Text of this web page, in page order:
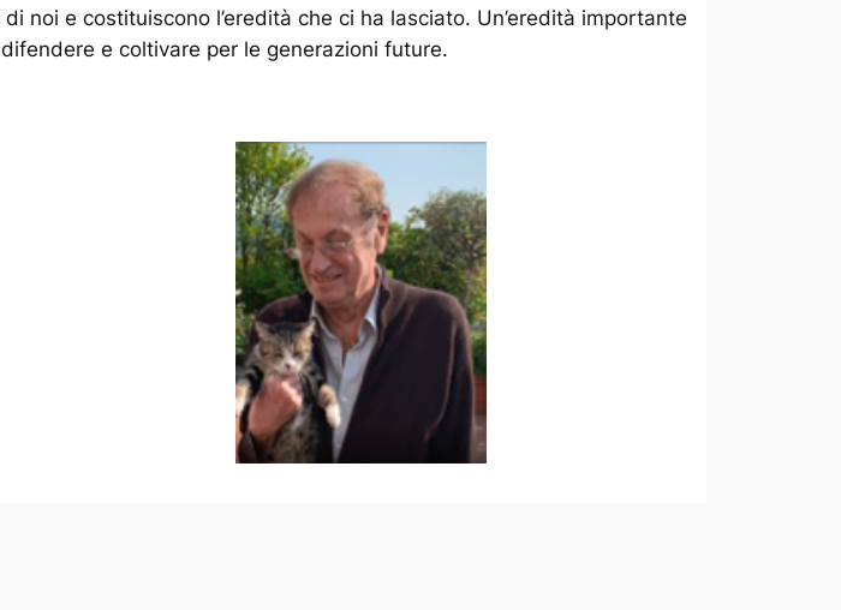
noi e costituiscono l’eredità che ci ha lasciato. Un’eredità importante
e coltivare per le generazioni future.